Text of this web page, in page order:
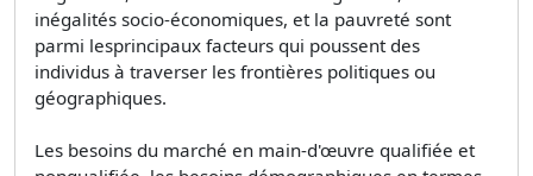
inégalités socio-économiques, et la pauvreté sont
parmi lesprincipaux facteurs qui poussent des
individus à traverser les frontières politiques ou
géographiques.
Les besoins du marché en main-d'œuvre qualifiée et